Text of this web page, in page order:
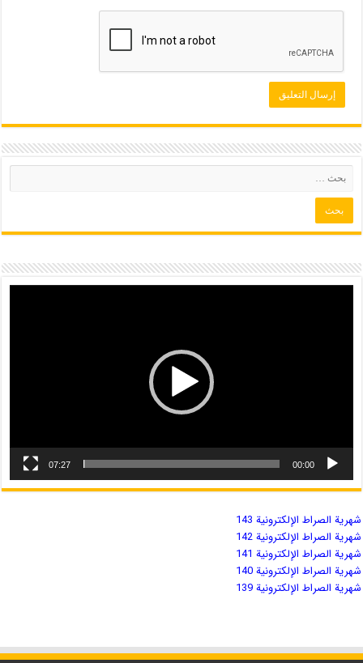
00:00
07:27
شهریة الصراط الإلكترونية 143
شهریة الصراط الإلكترونية 142
شهریة الصراط الإلكترونية 141
شهریة الصراط الإلكترونية 140
شهریة الصراط الإلكترونية 139